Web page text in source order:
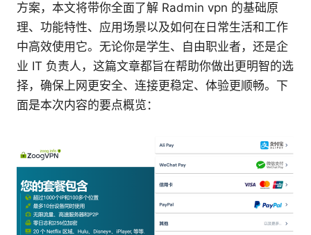
方案，本文将带你全面了解 Radmin vpn 的基础原
理、功能特性、应用场景以及如何在日常生活和工作
中高效使用它。无论你是学生、自由职业者，还是企
业 IT 负责人，这篇文章都旨在帮助你做出更明智的选
择，确保上网更安全、连接更稳定、体验更顺畅。下
面是本次内容的要点概览：